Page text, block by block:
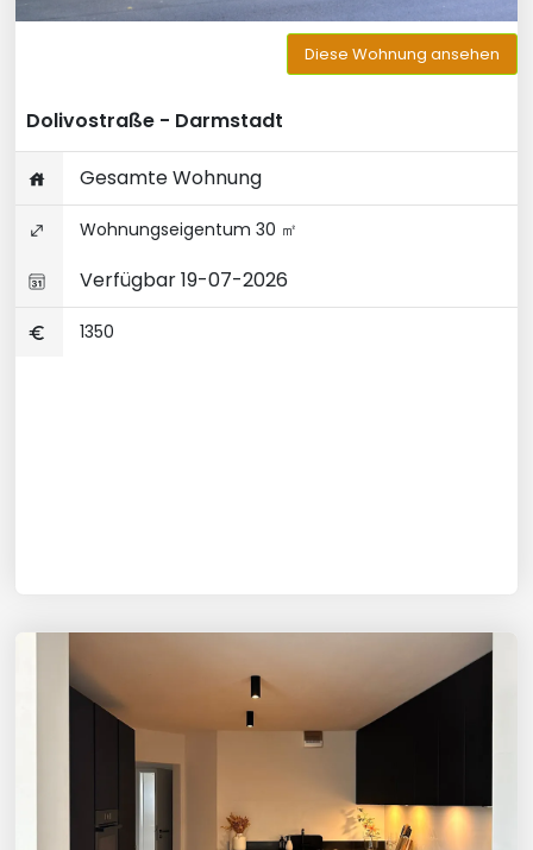
Diese Wohnung ansehen
Dolivostraße - Darmstadt
Gesamte Wohnung
Wohnungseigentum 30 ㎡
Verfügbar 19-07-2026
1350